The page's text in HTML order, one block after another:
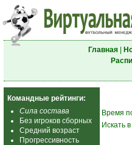
Главная|
Командные рейтинги:
Сила состава
Без игроков сборных
Средний возраст
Прогрессивность
Время
Искать